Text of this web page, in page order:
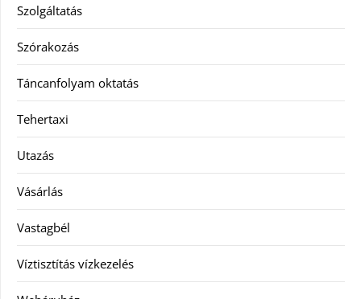
Szolgáltatás
Szórakozás
Táncanfolyam oktatás
Tehertaxi
Utazás
Vásárlás
Vastagbél
Víztisztítás vízkezelés